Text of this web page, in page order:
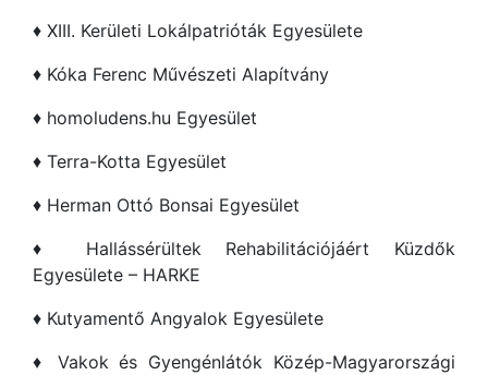
♦ XIII. Kerületi Lokálpatrióták Egyesülete
♦ Kóka Ferenc Művészeti Alapítvány
♦ homoludens.hu Egyesület
♦ Terra-Kotta Egyesület
♦ Herman Ottó Bonsai Egyesület
♦ Hallássérültek Rehabilitációjáért Küzdők
Egyesülete – HARKE
♦ Kutyamentő Angyalok Egyesülete
♦ Vakok és Gyengénlátók Közép-Magyarországi